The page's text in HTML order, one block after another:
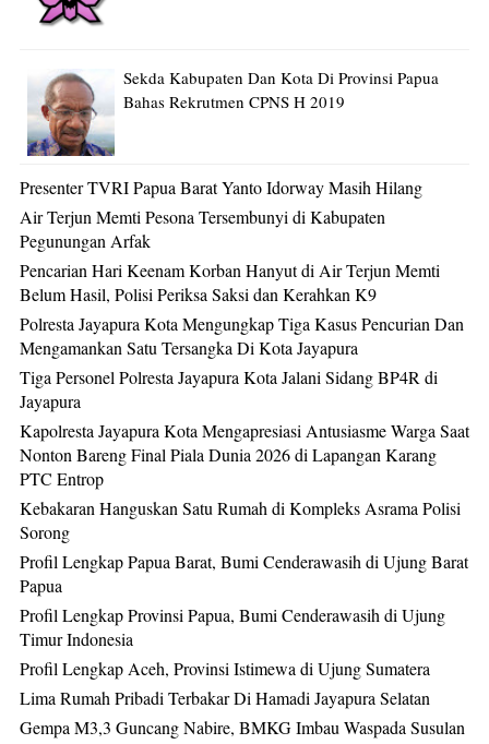
Sekda Kabupaten Dan Kota Di Provinsi Papua
Bahas Rekrutmen CPNS H 2019
Presenter TVRI Papua Barat Yanto Idorway Masih Hilang
Air Terjun Memti Pesona Tersembunyi di Kabupaten
Pegunungan Arfak
Pencarian Hari Keenam Korban Hanyut di Air Terjun Memti
Belum Hasil, Polisi Periksa Saksi dan Kerahkan K9
Polresta Jayapura Kota Mengungkap Tiga Kasus Pencurian Dan
Mengamankan Satu Tersangka Di Kota Jayapura
Tiga Personel Polresta Jayapura Kota Jalani Sidang BP4R di
Jayapura
Kapolresta Jayapura Kota Mengapresiasi Antusiasme Warga Saat
Nonton Bareng Final Piala Dunia 2026 di Lapangan Karang
PTC Entrop
Kebakaran Hanguskan Satu Rumah di Kompleks Asrama Polisi
Sorong
Profil Lengkap Papua Barat, Bumi Cenderawasih di Ujung Barat
Papua
Profil Lengkap Provinsi Papua, Bumi Cenderawasih di Ujung
Timur Indonesia
Profil Lengkap Aceh, Provinsi Istimewa di Ujung Sumatera
Lima Rumah Pribadi Terbakar Di Hamadi Jayapura Selatan
Gempa M3,3 Guncang Nabire, BMKG Imbau Waspada Susulan